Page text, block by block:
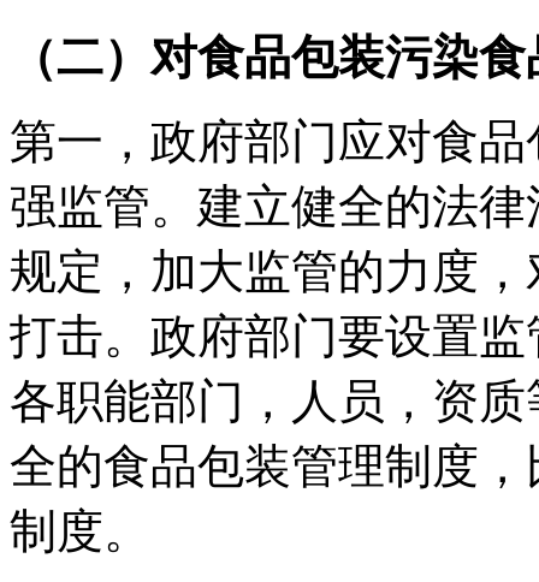
（二）对食品包装污染
第一，政府部门应对食
强监管。建立健全的法
规定，加大监管的力度
打击。政府部门要设置
各职能部门，人员，资
全的食品包装管理制度
制度。